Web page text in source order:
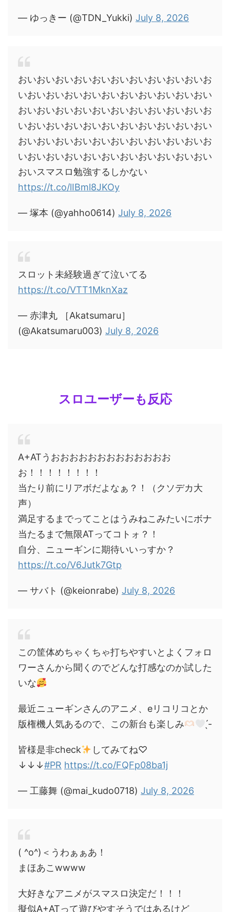
— ゆっきー (@TDN_Yukki) July 8, 2026
おいおいおいおいおいおいおいおいおいおいお
いおいおいおいおいおいおいおいおいおいおい
おいおいおいおいおいおいおいおいおいおいお
いおいおいおいおいおいおいおいおいおいおい
おいおいおいおいおいおいおいおいおいおいお
いおいおいおいおいおいおいおいおいおいおい
おいスマスロ勉強するしかない
https://t.co/lIBml8JKOy
— 塚本 (@yahho0614) July 8, 2026
スロット未経験過ぎて泣いてる
https://t.co/VTT1MknXaz
— 赤津丸 ［Akatsumaru］
(@Akatsumaru003) July 8, 2026
スロユーザーも反応
A+ATうおおおおおおおおおおおおお
お！！！！！！！！
当たり前にリアボだよなぁ？！（クソデカ大
声）
満足するまでってことはうみねこみたいにボナ
当たるまで無限ATってコトォ？！
自分、ニューギンに期待いいっすか？
https://t.co/V6Jutk7Gtp
— サバト (@keionrabe) July 8, 2026
この筐体めちゃくちゃ打ちやすいとよくフォロ
ワーさんから聞くのでどんな打感なのか試した
いな
最近ニューギンさんのアニメ、eリコリコとか
版権機人気あるので、この新台も楽しみ
̖́-
皆様是非check
してみてね♡
↓↓↓#PR https://t.co/FQFp08ba1j
— 工藤舞 (@mai_kudo0718) July 8, 2026
( ^o^)＜うわぁぁあ！
まほあこwwww
大好きなアニメがスマスロ決定だ！！！
擬似A+ATって遊びやすそうではあるけど